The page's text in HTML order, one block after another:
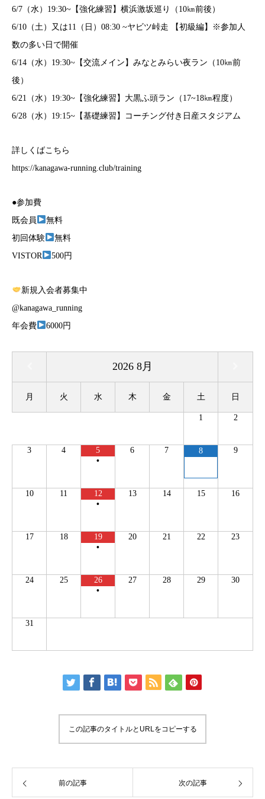
6/7（水）19:30~【強化練習】横浜激坂巡り（10㎞前後）
6/10（土）又は11（日）08:30 ~ヤビツ峠走 【初級編】※参加人
数の多い日で開催
6/14（水）19:30~【交流メイン】みなとみらい夜ラン（10㎞前
後）
6/21（水）19:30~【強化練習】大黒ふ頭ラン（17~18㎞程度）
6/28（水）19:15~【基礎練習】コーチング付き日産スタジアム
詳しくばこちら
https://kanagawa-running.club/training
●参加費
既会員
無料
初回体験
無料
VISTOR
500円
新規入会者募集中
@kanagawa_running
年会費
6000円
2026 8月
月 火 水 木 金 土 日
1 2
3 4
5
•
6 7 8 9
10 11
12
•
13 14 15 16
17 18
19
•
20 21 22 23
24 25
26
•
27 28 29 30
31
この記事のタイトルとURLをコピーする
前の記事 次の記事